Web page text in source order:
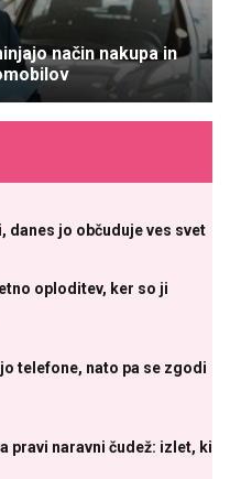
način nakupa in
danes jo občuduje ves svet
oploditev, ker so ji
telefone, nato pa se zgodi
pravi naravni čudež: izlet, ki